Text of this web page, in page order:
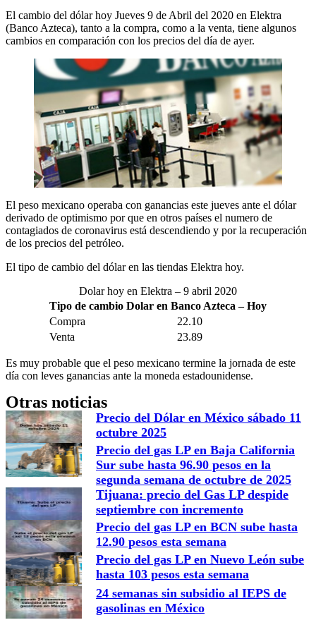
El cambio del dólar hoy Jueves 9 de Abril del 2020 en Elektra
(Banco Azteca), tanto a la compra, como a la venta, tiene algunos
cambios en comparación con los precios del día de ayer.
El peso mexicano operaba con ganancias este jueves ante el dólar
derivado de optimismo por que en otros países el numero de
contagiados de coronavirus está descendiendo y por la recuperación
de los precios del petróleo.
El tipo de cambio del dólar en las tiendas Elektra hoy.
Dolar hoy en Elektra – 9 abril 2020
Tipo de cambio Dolar en Banco Azteca – Hoy
Compra
22.10
Venta
23.89
Es muy probable que el peso mexicano termine la jornada de este
día con leves ganancias ante la moneda estadounidense.
Otras noticias
Precio del Dólar en México sábado 11
octubre 2025
Precio del gas LP en Baja California
Sur sube hasta 96.90 pesos en la
segunda semana de octubre de 2025
Tijuana: precio del Gas LP despide
septiembre con incremento
Precio del gas LP en BCN sube hasta
12.90 pesos esta semana
Precio del gas LP en Nuevo León sube
hasta 103 pesos esta semana
24 semanas sin subsidio al IEPS de
gasolinas en México